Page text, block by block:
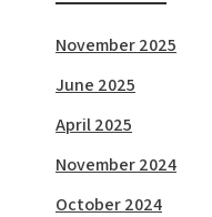
November 2025
June 2025
April 2025
November 2024
October 2024